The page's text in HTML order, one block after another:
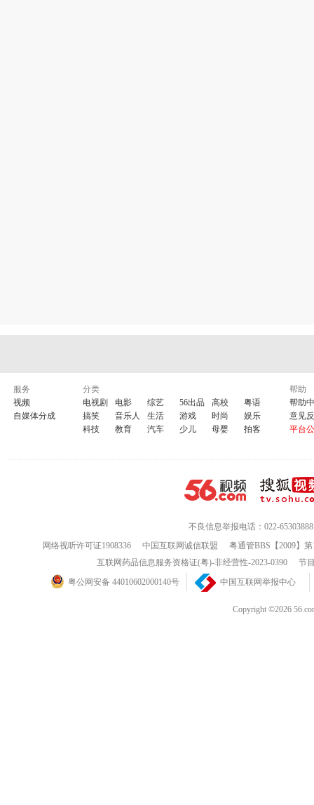
服务
视频
自媒体分成
分类
电视剧
电影 综艺 56出品 高校
粤语
搞笑
音乐人 生活 游戏 时尚
娱乐
科技
教育 汽车 少儿 母婴 拍客
帮助
帮助
意见
平台
不良信息举报电话：022-65303888
网络视听许可证1908336
中国互联网诚信联盟
粤通管BBS【2009】
互联网药品信息服务资格证(粤)-非经营性-2023-0390
节
粤公网安备 44010602000140号
中国互联网举报中心
Copyright ©2026